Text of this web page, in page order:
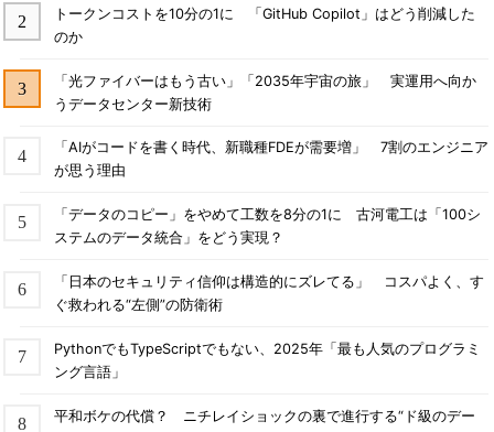
トークンコストを10分の1に 「GitHub Copilot」はどう削減した
のか
「光ファイバーはもう古い」「2035年宇宙の旅」 実運用へ向か
うデータセンター新技術
「AIがコードを書く時代、新職種FDEが需要増」 7割のエンジニア
が思う理由
「データのコピー」をやめて工数を8分の1に 古河電工は「100シ
ステムのデータ統合」をどう実現？
「日本のセキュリティ信仰は構造的にズレてる」 コスパよく、す
ぐ救われる“左側”の防衛術
PythonでもTypeScriptでもない、2025年「最も人気のプログラミ
ング言語」
平和ボケの代償？ ニチレイショックの裏で進行する“ド級のデー